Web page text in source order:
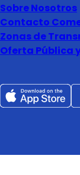
Sobre Nosotros
Contacto
Zonas de
Oferta Pública